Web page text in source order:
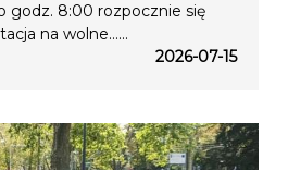
godz. 8:00 rozpocznie się
na wolne…...
2026-07-15